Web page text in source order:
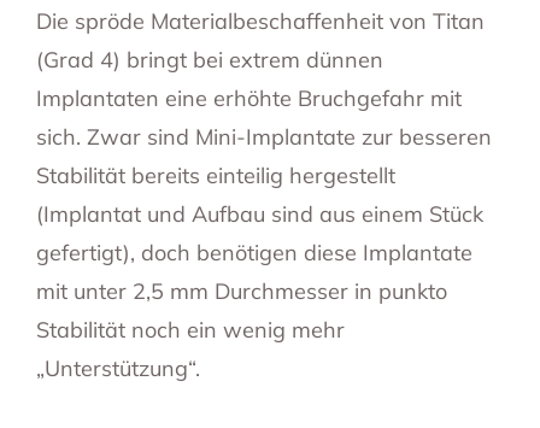
Die spröde Materialbeschaffenheit von Titan
(Grad 4) bringt bei extrem dünnen
Implantaten eine erhöhte Bruchgefahr mit
sich. Zwar sind Mini-Implantate zur besseren
Stabilität bereits einteilig hergestellt
(Implantat und Aufbau sind aus einem Stück
gefertigt), doch benötigen diese Implantate
mit unter 2,5 mm Durchmesser in punkto
Stabilität noch ein wenig mehr
„Unterstützung“.